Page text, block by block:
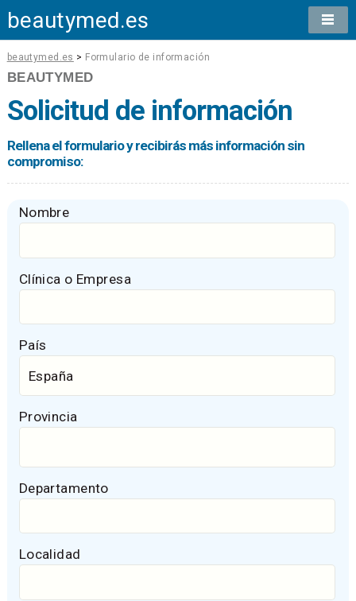
beautymed.es
beautymed.es > Formulario de información
BEAUTYMED
Solicitud de información
Rellena el formulario y recibirás más información sin
compromiso:
Nombre
Clínica o Empresa
País
Provincia
Departamento
Localidad